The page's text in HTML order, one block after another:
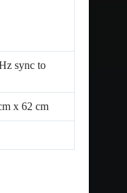
sync to
x 62 cm